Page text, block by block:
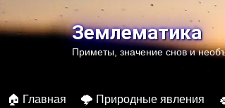
к
содержимомуЗемлематика
Приметы, значение снов и
🏠 Главная 🌩️ Природные явления